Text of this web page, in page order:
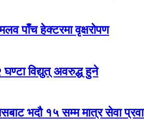
पाँच हेक्टरमा वृक्षरोपण
घण्टा विद्युत् अवरुद्ध हुने
भदौ १५ सम्म मात्र सेवा